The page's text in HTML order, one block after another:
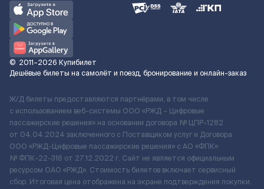
© 2011–2026 Купибилет
Дешёвые билеты на самолёт и поезд, бронирование и онлайн-заказ
Ж/Д билеты предоставляются партнёрами, в том числе
с использованием веб-системы ООО «РЖД – Цифровые
пассажирские решения» на основании договора № ЦПР-1282
от 04.04.2024 заключенного с Поставщиком услуг и Договора
ООО «РЖД-Цифровые пассажирские решения» c АО «ФПК»
№ ФПК-22-316 от 27.12.2022 г. Сайт не является официальным
ресурсом ОАО «РЖД». Стоимость билетов включает сервисный
сбор. Итоговая цена отображена на экране подтверждения покупки.